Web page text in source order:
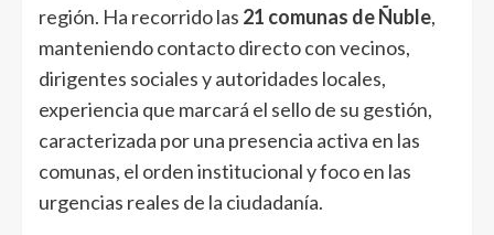
región. Ha recorrido las 21 comunas de Ñuble,
manteniendo contacto directo con vecinos,
dirigentes sociales y autoridades locales,
experiencia que marcará el sello de su gestión,
caracterizada por una presencia activa en las
comunas, el orden institucional y foco en las
urgencias reales de la ciudadanía.